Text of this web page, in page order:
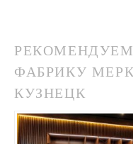
ФАБРИКУ
КУЗНЕЦК